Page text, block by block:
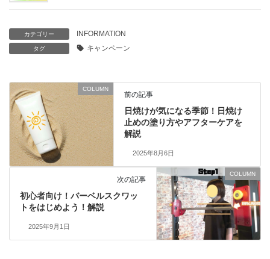
カテゴリー INFORMATION
タグ キャンペーン
COLUMN
前の記事
日焼けが気になる季節！日焼け
止めの塗り方やアフターケアを
解説
2025年8月6日
COLUMN
次の記事
初心者向け！バーベルスクワッ
トをはじめよう！解説
2025年9月1日